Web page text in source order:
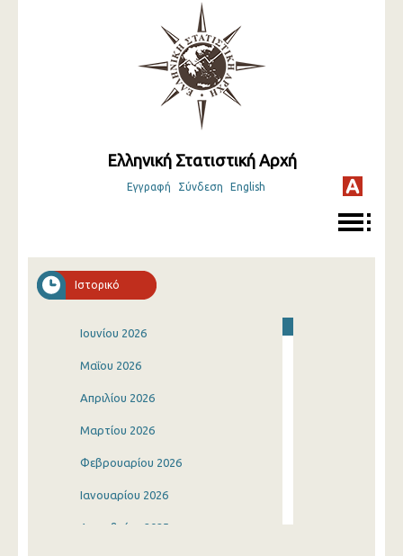
Ελληνική Στατιστική Αρχή
Εγγραφή Σύνδεση English
Ιστορικό
Ιουνίου 2026
Μαΐου 2026
Απριλίου 2026
Μαρτίου 2026
Φεβρουαρίου 2026
Ιανουαρίου 2026
Δεκεμβρίου 2025